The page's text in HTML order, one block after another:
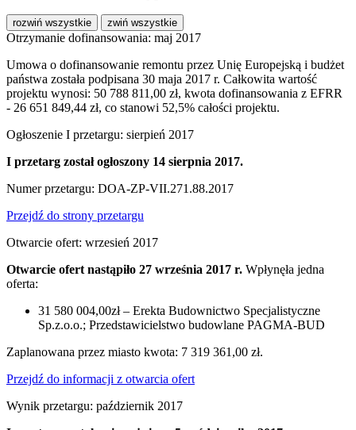
rozwiń wszystkie zwiń wszystkie
Otrzymanie dofinansowania: maj 2017
Umowa o dofinansowanie remontu przez Unię Europejską i budżet
państwa została podpisana 30 maja 2017 r. Całkowita wartość
projektu wynosi: 50 788 811,00 zł, kwota dofinansowania z EFRR
- 26 651 849,44 zł, co stanowi 52,5% całości projektu.
Ogłoszenie I przetargu: sierpień 2017
I przetarg został ogłoszony 14 sierpnia 2017.
Numer przetargu: DOA-ZP-VII.271.88.2017
Przejdź do strony przetargu
Otwarcie ofert: wrzesień 2017
Otwarcie ofert nastąpiło 27 września 2017 r. Wpłynęła jedna
oferta:
31 580 004,00zł – Erekta Budownictwo Specjalistyczne
Sp.z.o.o.; Przedstawicielstwo budowlane PAGMA-BUD
Zaplanowana przez miasto kwota: 7 319 361,00 zł.
Przejdź do informacji z otwarcia ofert
Wynik przetargu: październik 2017